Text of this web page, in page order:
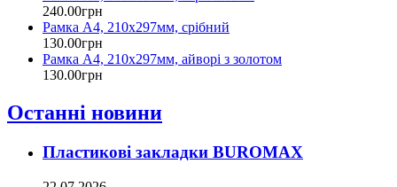
240.00грн
Рамка А4, 210х297мм, срібний
130.00грн
Рамка А4, 210х297мм, айворі з золотом
130.00грн
Останні новини
Пластикові закладки BUROMAX